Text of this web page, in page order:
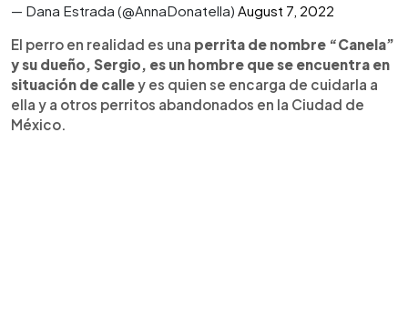
— Dana Estrada (@AnnaDonatella) August 7, 2022
El perro en realidad es una perrita de nombre “Canela”
y su dueño, Sergio, es un hombre que se encuentra en
situación de calley es quien se encarga de cuidarla a
ella y a otros perritos abandonados en la Ciudad de
México.